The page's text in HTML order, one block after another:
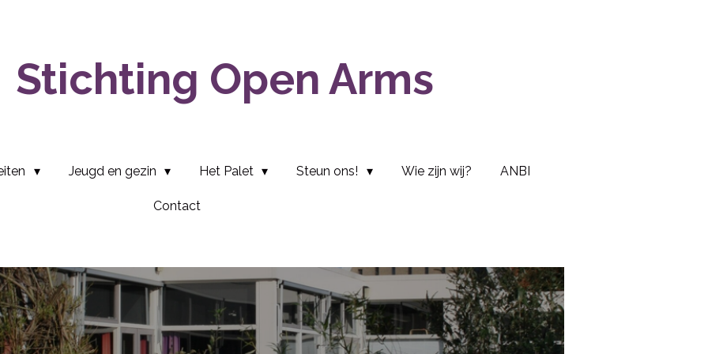
Stichting Open Arms
Jeugd en gezin Het Palet Steun ons! Wie zijn wij? ANBI
Contact